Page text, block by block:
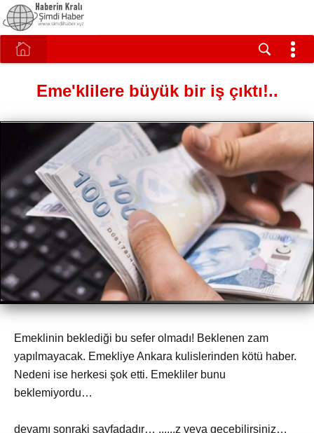
Eme'klilere büyük bir iş çıktı!..
Emeklinin beklediği bu sefer olmadı! Beklenen zam
yapılmayacak. Emekliye Ankara kulislerinden kötü haber.
Nedeni ise herkesi şok etti. Emekliler bunu
beklemiyordu…
devamı sonraki sayfadadır… ......z veya geçebilirsiniz…